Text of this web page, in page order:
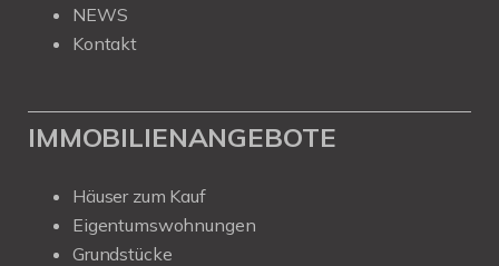
NEWS
Kontakt
IMMOBILIENANGEBOTE
Häuser zum Kauf
Eigentumswohnungen
Grundstücke